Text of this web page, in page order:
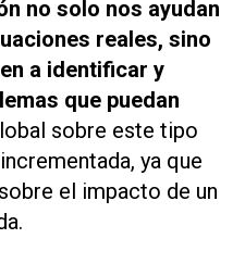
no solo nos ayudan
reales, sino
a identificar y
que puedan
sobre este tipo
ya que
el impacto de un